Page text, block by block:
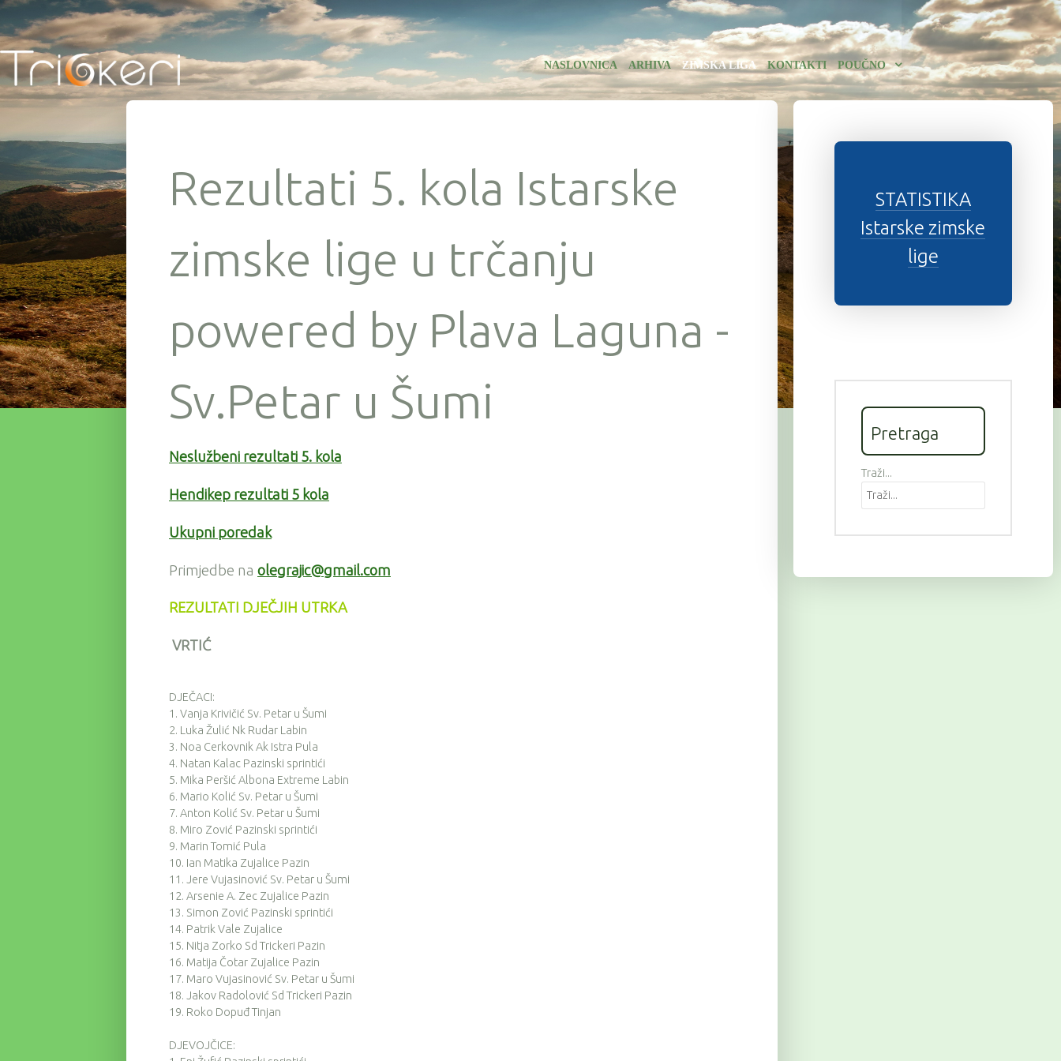
NASLOVNICA ARHIVA ZIMSKA LIGA KONTAKTI POUČNO
Rezultati 5. kola Istarske
zimske lige u trčanju
powered by Plava Laguna -
Sv.Petar u Šumi
Neslužbeni rezultati 5. kola
Hendikep rezultati 5 kola
Ukupni poredak
Primjedbe na olegrajic@gmail.com
REZULTATI DJEČJIH UTRKA
VRTIĆ
DJEČACI:
1. Vanja Krivičić Sv. Petar u Šumi
2. Luka Žulić Nk Rudar Labin
3. Noa Cerkovnik Ak Istra Pula
4. Natan Kalac Pazinski sprintići
5. Mika Peršić Albona Extreme Labin
6. Mario Kolić Sv. Petar u Šumi
7. Anton Kolić Sv. Petar u Šumi
8. Miro Zović Pazinski sprintići
9. Marin Tomić Pula
10. Ian Matika Zujalice Pazin
11. Jere Vujasinović Sv. Petar u Šumi
12. Arsenie A. Zec Zujalice Pazin
13. Simon Zović Pazinski sprintići
14. Patrik Vale Zujalice
15. Nitja Zorko Sd Trickeri Pazin
16. Matija Čotar Zujalice Pazin
17. Maro Vujasinović Sv. Petar u Šumi
18. Jakov Radolović Sd Trickeri Pazin
19. Roko Dopuđ Tinjan
DJEVOJČICE:
STATISTIKA
Istarske zimske
lige
Pretraga
Traži...